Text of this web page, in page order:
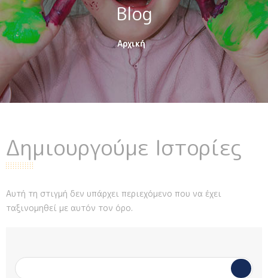
Blog
Αρχική
Δημιουργούμε Ιστορίες
Αυτή τη στιγμή δεν υπάρχει περιεχόμενο που να έχει
ταξινομηθεί με αυτόν τον όρο.
Φόρμα αναζήτησης
Αναζήτηση